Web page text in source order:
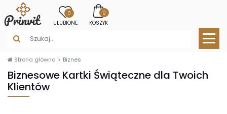
0
ULUBIONE
0
KOSZYK
Strona główna Biznes
Biznesowe Kartki Świąteczne dla Twoich
Klientów